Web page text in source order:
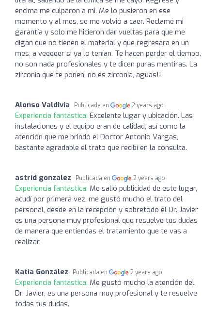
encima me culparon a mi. Me lo pusieron en ese
momento y al mes, se me volvió a caer. Reclamé mi
garantía y solo me hicieron dar vueltas para que me
digan que no tienen el material y que regresara en un
mes, a veeeeer si ya lo tenían. Te hacen perder el tiempo,
no son nada profesionales y te dicen puras mentiras. La
zirconia que te ponen, no es zirconia, aguas!!
Alonso Valdivia Publicada en 2 years ago
Experiencia fantástica: Excelente lugar y ubicación. Las
instalaciones y el equipo eran de calidad, así como la
atención que me brindó el Doctor Antonio Vargas,
bastante agradable el trato que recibí en la consulta.
astrid gonzalez Publicada en 2 years ago
Experiencia fantástica: Me salió publicidad de este lugar,
acudí por primera vez, me gustó mucho el trato del
personal, desde en la recepción y sobretodo el Dr. Javier
es una persona muy profesional que resuelve tus dudas
de manera que entiendas el tratamiento que te vas a
realizar.
Katia González Publicada en 2 years ago
Experiencia fantástica: Me gustó mucho la atención del
Dr. Javier, es una persona muy profesional y te resuelve
todas tus dudas.